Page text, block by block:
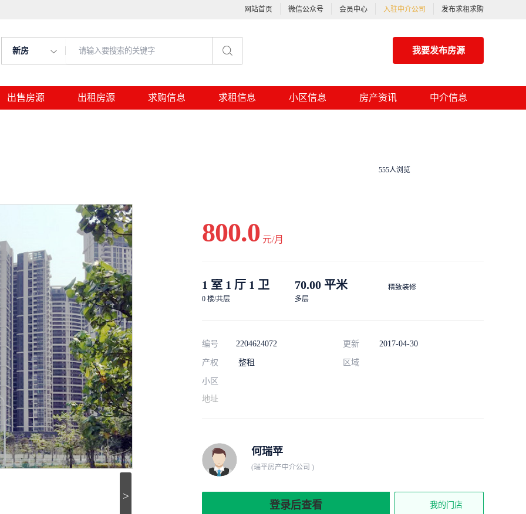
网站首页 微信公众号 会员中心 入驻中介公司 发布求租求购
新房 我要发布房源
出售房源 出租房源 求购信息 求租信息 小区信息 房产资讯 中介信息
555人浏览
>
800.0 元/月
1 室 1 厅 1 卫
0 楼/共层
70.00 平米
多层
精致装修
编号 2204624072 更新 2017-04-30
产权 整租 区域
小区
地址
何瑞苹
(瑞平房产中介公司 )
我的门店
登录后查看